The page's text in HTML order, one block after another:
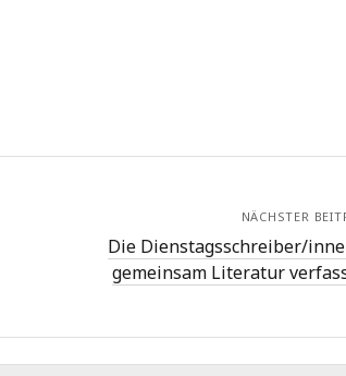
NÄCHSTER
Die Dienstagsschreiber/
gemeinsam Literatur